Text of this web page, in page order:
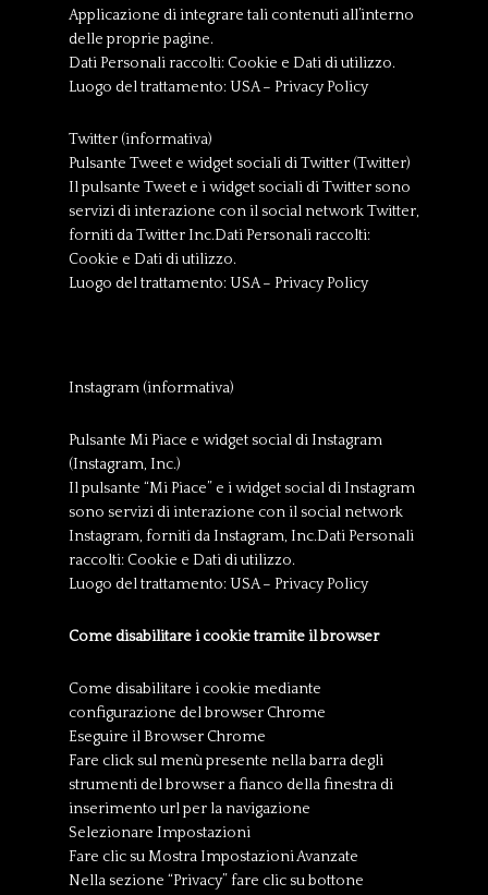
Applicazione di integrare tali contenuti all’interno
delle proprie pagine.
Dati Personali raccolti: Cookie e Dati di utilizzo.
Luogo del trattamento: USA – Privacy Policy
Twitter (informativa)
Pulsante Tweet e widget sociali di Twitter (Twitter)
Il pulsante Tweet e i widget sociali di Twitter sono
servizi di interazione con il social network Twitter,
forniti da Twitter Inc.Dati Personali raccolti:
Cookie e Dati di utilizzo.
Luogo del trattamento: USA – Privacy Policy
Instagram (informativa)
Pulsante Mi Piace e widget social di Instagram
(Instagram, Inc.)
Il pulsante “Mi Piace” e i widget social di Instagram
sono servizi di interazione con il social network
Instagram, forniti da Instagram, Inc.Dati Personali
raccolti: Cookie e Dati di utilizzo.
Luogo del trattamento: USA – Privacy Policy
Come disabilitare i cookie tramite il browser
Come disabilitare i cookie mediante
configurazione del browser Chrome
Eseguire il Browser Chrome
Fare click sul menù presente nella barra degli
strumenti del browser a fianco della finestra di
inserimento url per la navigazione
Selezionare Impostazioni
Fare clic su Mostra Impostazioni Avanzate
Nella sezione “Privacy” fare clic su bottone